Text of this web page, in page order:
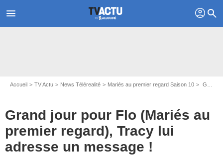
menu profil search
Accueil TV Actu News Télérealité Mariés au premier regard Saison 10 Grand jour pour Flo (Mariés au premier regard), Tracy lui adresse un message !
Grand jour pour Flo (Mariés au
premier regard), Tracy lui
adresse un message !